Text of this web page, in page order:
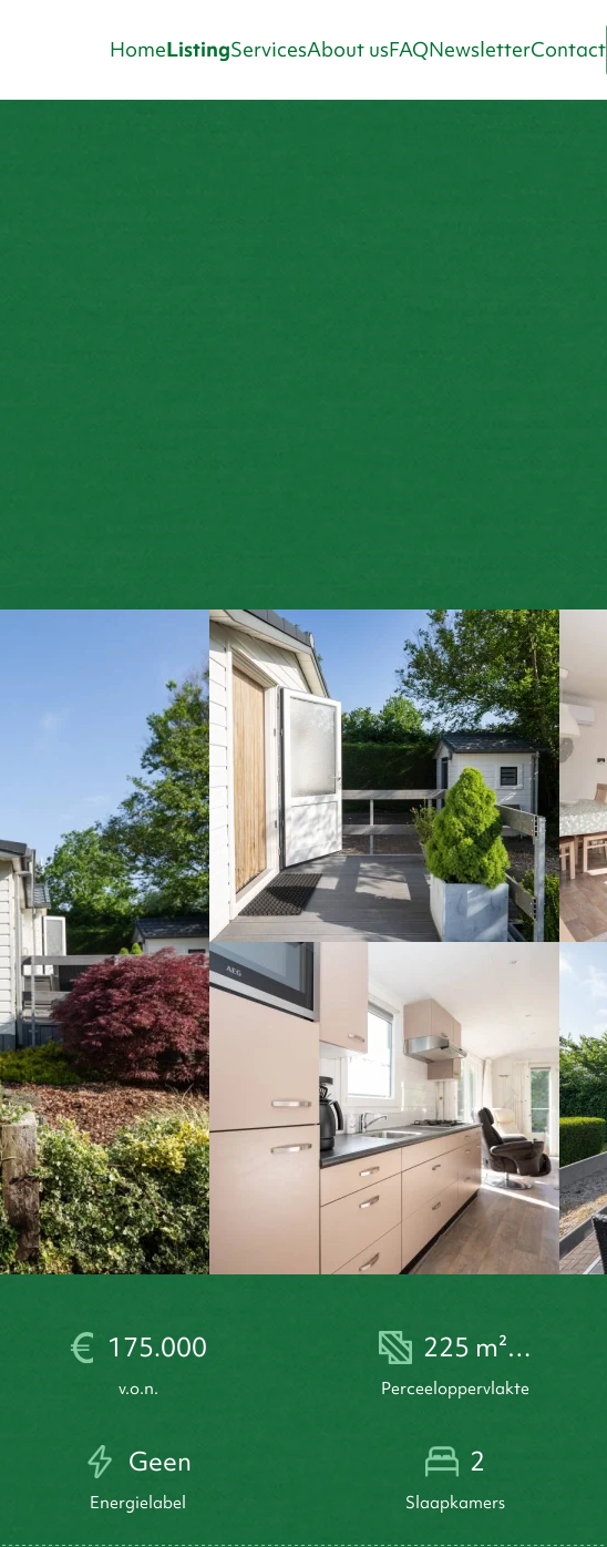
HomeListingServicesAbout usFAQNewsletterContact
175.000
v.o.n.
225 m²…
perceeloppervlakte
Geen
energielabel
2
slaapkamers